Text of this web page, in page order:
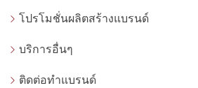
โปรโมชั่นผลิตสร้างแบรนด์
บริการอื่นๆ
ติดต่อทำแบรนด์